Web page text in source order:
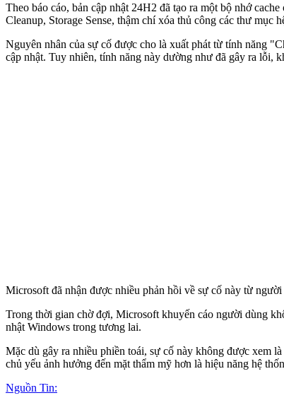
Theo báo cáo, bản cập nhật 24H2 đã tạo ra một bộ nhớ
Cleanup, Storage Sense, thậm chí xóa thủ công các thư mục
Nguyên nhân của sự cố được cho là xuất phát từ tính năng
cập nhật. Tuy nhiên, tính năng này dường như đã gây ra lỗi,
Microsoft đã nhận được nhiều phản hồi về sự cố này từ
Trong thời gian chờ đợi, Microsoft khuyến cáo người dùng
nhật Windows trong tương lai.
Mặc dù gây ra nhiều phiền toái, sự cố này không được xem
chủ yếu ảnh hưởng đến mặt thẩm mỹ hơn là hiệu năng hệ
Nguồn Tin: